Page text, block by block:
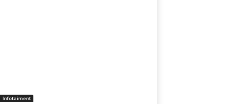
Infotaiment